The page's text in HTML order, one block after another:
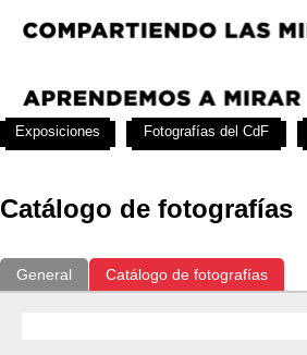
Catálogo de fotografías
General Catálogo de fotografías
Exposiciones Fotografías del CdF